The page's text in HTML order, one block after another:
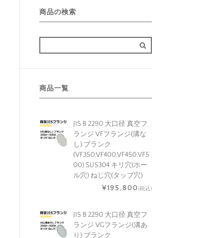
商品の検索
商品一覧
JIS B 2290 大口径 真空フ
ランジ VFフランジ(溝な
し) ブランク
(VF350,VF400,VF450,VF5
00) SUS304 キリ穴(ホー
ル穴) ねじ穴(タップ穴)
¥195,800(税込)
JIS B 2290 大口径 真空フ
ランジ VGフランジ(溝あ
り) ブランク